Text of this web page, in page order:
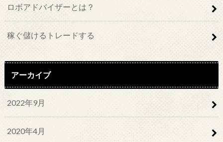
ロボアドバイザーとは？
稼ぐ儲けるトレードする
アーカイブ
2022年9月
2020年4月